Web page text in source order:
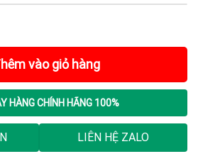
6HA04 số lượng
vào giỏ hàng
HÀNG CHÍNH HÃNG 100%
LIÊN HỆ ZALO